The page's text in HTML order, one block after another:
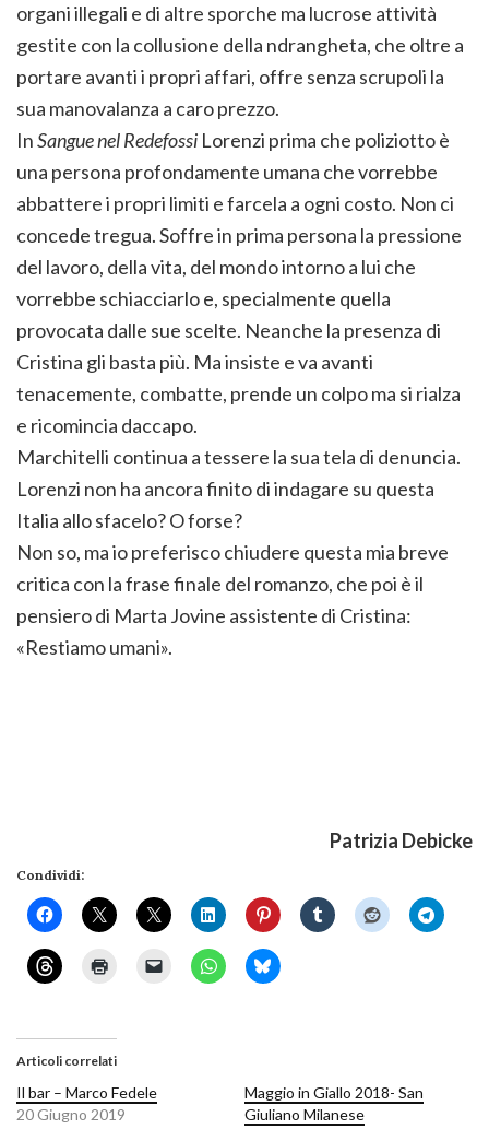
organi illegali e di altre sporche ma lucrose attività
gestite con la collusione della ndrangheta, che oltre a
portare avanti i propri affari, offre senza scrupoli la
sua manovalanza a caro prezzo.
InSangue nel Redefossi Lorenzi prima che poliziotto è
una persona profondamente umana che vorrebbe
abbattere i propri limiti e farcela a ogni costo. Non ci
concede tregua. Soffre in prima persona la pressione
del lavoro, della vita, del mondo intorno a lui che
vorrebbe schiacciarlo e, specialmente quella
provocata dalle sue scelte. Neanche la presenza di
Cristina gli basta più. Ma insiste e va avanti
tenacemente, combatte, prende un colpo ma si rialza
e ricomincia daccapo.
Marchitelli continua a tessere la sua tela di denuncia.
Lorenzi non ha ancora finito di indagare su questa
Italia allo sfacelo? O forse?
Non so, ma io preferisco chiudere questa mia breve
critica con la frase finale del romanzo, che poi è il
pensiero di Marta Jovine assistente di Cristina:
«Restiamo umani».
Patrizia Debicke
Condividi:
Articoli correlati
Il bar – Marco Fedele
20 Giugno 2019
Maggio in Giallo 2018- San
Giuliano Milanese